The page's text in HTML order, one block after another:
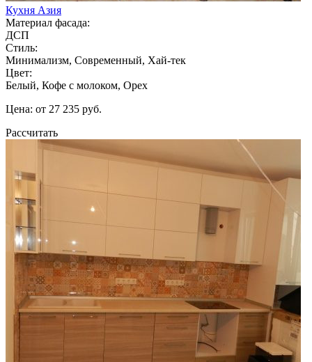
Кухня Азия
Материал фасада:
ДСП
Стиль:
Минимализм, Современный, Хай-тек
Цвет:
Белый, Кофе с молоком, Орех
Цена: от 27 235 руб.
Рассчитать